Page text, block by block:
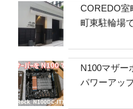
COREDO室
町東駐輪場
N100マザー
パワーアッ